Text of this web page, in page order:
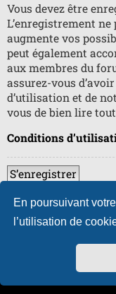
En poursuivant
l’utilisation de
Vous devez être
L’enregistrement ne
augmente vos
peut également
aux membres du
assurez-vous
d’utilisation et de
vous de bien lire
Conditions
S’enregistrer
Retour vers le site
Développé par